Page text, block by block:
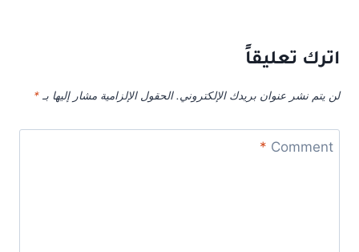
اترك تعليقاً
لن يتم نشر عنوان بريدك الإلكتروني. الحقول الإلزامية مشار إليها بـ *
Comment
*